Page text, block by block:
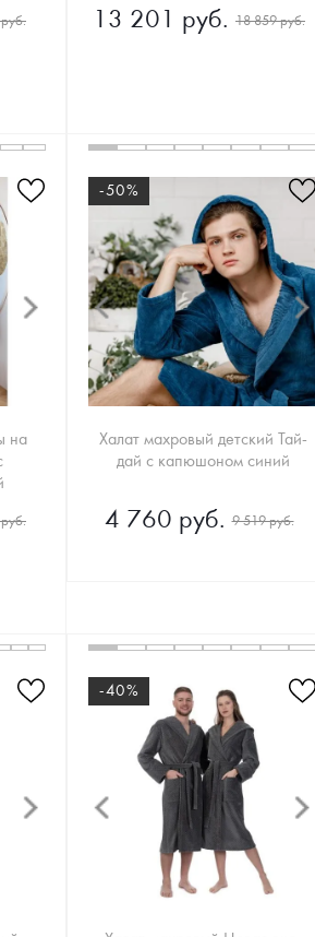
13 201 руб. 18 859 руб.
на
-50%
Халат махровый детский Тай-
дай с капюшоном синий
4 760 руб. 9 519 руб.
-40%